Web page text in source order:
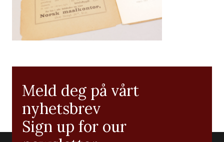
Meld deg på vårt
nyhetsbrev
Sign up for our